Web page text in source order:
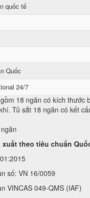
quốc tế
Quốc
24/7
18 ngăn có kích thước
Tủ sắt 18 ngăn có kết
xuất theo tiêu chuẩn
số: VN 16/0059
049-QMS (IAF)